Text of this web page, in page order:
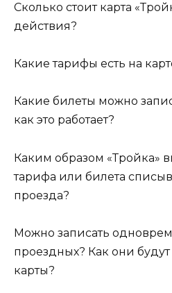
Сколько стоит карта
действия?
Какие тарифы есть на
Какие билеты можно
как это работает?
Каким образом «Тройка»
тарифа или билета
проезда?
Можно записать
проездных? Как они
карты?